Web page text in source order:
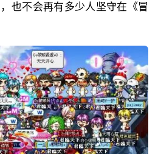
也不会再有多少人坚守在《冒